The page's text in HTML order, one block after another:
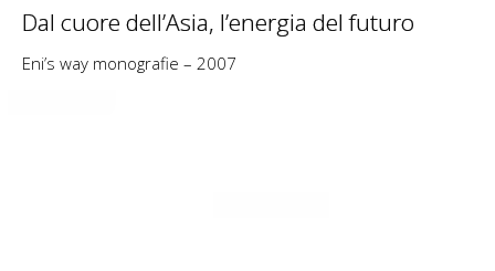
Dal cuore dell’Asia, l’energia del futuro
Eni’s way monografie – 2007